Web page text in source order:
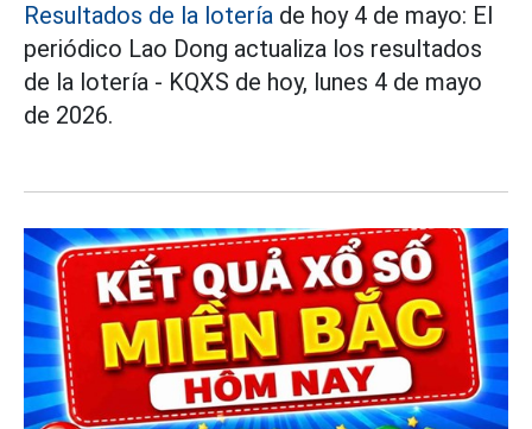
Resultados de la lotería de hoy 4 de mayo: El
periódico Lao Dong actualiza los resultados
de la lotería - KQXS de hoy, lunes 4 de mayo
de 2026.